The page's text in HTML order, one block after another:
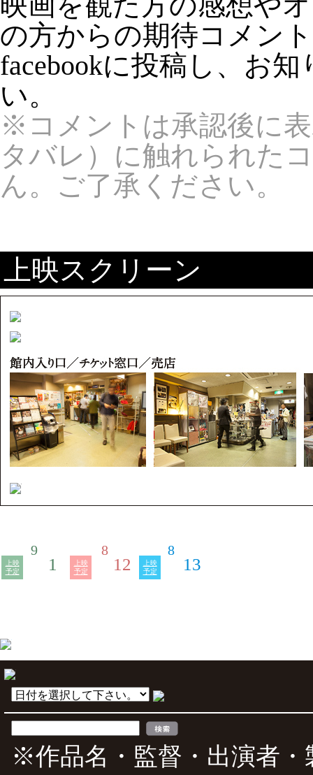
の方からの期待コメン
facebookに投稿し、お
い。
※コメントは承認後に
タバレ）に触れられた
ん。ご了承ください。
上映スクリーン
上映
予定
9
1
上映
予定
8
12
上映
予定
8
13
※作品名・監督・出演者